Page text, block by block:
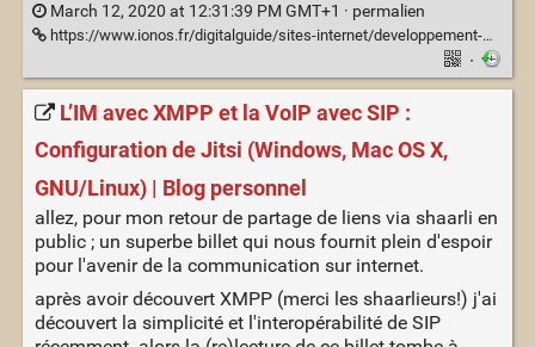
March 12, 2020 at 12:31:39 PM GMT+1 · permalien
https://www.ionos.fr/digitalguide/sites-internet/developpement-web/advanced-message-queuing-protocol-amqp/
·
L’IM avec XMPP et la VoIP avec SIP :
Configuration de Jitsi (Windows, Mac OS X,
GNU/Linux) | Blog personnel
allez, pour mon retour de partage de liens via shaarli en
public ; un superbe billet qui nous fournit plein d'espoir
pour l'avenir de la communication sur internet.
après avoir découvert XMPP (merci les shaarlieurs!) j'ai
découvert la simplicité et l'interopérabilité de SIP